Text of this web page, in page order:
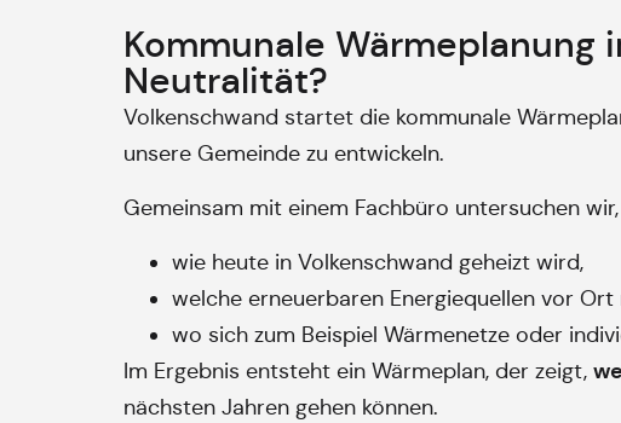
Kommunale
Neutralität?
Volkenschwand startet die kommunale
unsere Gemeinde zu entwickeln.
Gemeinsam mit einem Fachbüro untersuchen wir,
wie heute in Volkenschwand geheizt wird,
welche erneuerbaren Energiequellen vor
wo sich zum Beispiel Wärmenetze oder
Im Ergebnis entsteht ein Wärmeplan, der zeigt,
nächsten Jahren gehen können.